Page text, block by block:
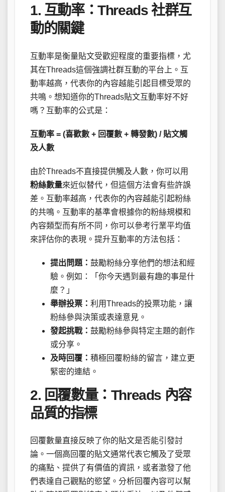
1. 互動率：Threads 社群互
動的關鍵
互動率是衡量貼文受歡迎程度的重要指標，尤
其在Threads這個強調社群互動的平台上。互
動率越高，代表你的內容越能引起目標受眾的
共鳴。想知道你的Threads貼文互動率好不好
嗎？互動率的公式是：
互動率 = (喜歡數 + 回覆數 + 轉發數) / 貼文觸
及人數
由於Threads不直接提供觸及人數，你可以用
粉絲數量來近似替代，但這個方法會有些許誤
差。互動率越高，代表你的內容越能引起粉絲
的共鳴。互動率的基準會根據你的粉絲規模和
內容類型而有所不同，你可以參考行業平均值
來評估你的表現。提升互動率的方法包括：
提出問題： 鼓勵粉絲分享他們的想法和經
驗。例如：「你今天遇到最有趣的事是什
麼？」
舉辦投票： 利用Threads的投票功能，讓
粉絲參與決策或表達意見。
發起挑戰： 鼓勵粉絲參與特定主題的創作
或分享。
及時回覆： 積極回覆粉絲的留言，建立更
緊密的連結。
2. 回覆數量：Threads 內容
品質的指標
回覆數量直接反映了你的貼文是否能引發討
論。一個高回覆的貼文通常代表它觸及了受眾
的痛點、提供了有價值的資訊，或者激發了他
們表達自己觀點的慾望。分析回覆內容可以幫